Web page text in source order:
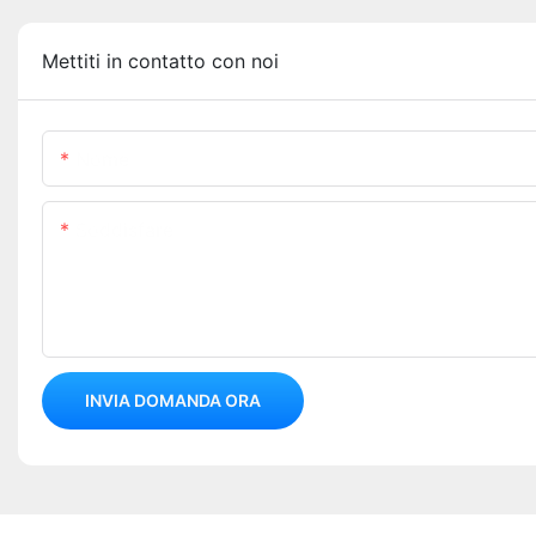
Mettiti in contatto con noi
INVIA DOMANDA ORA